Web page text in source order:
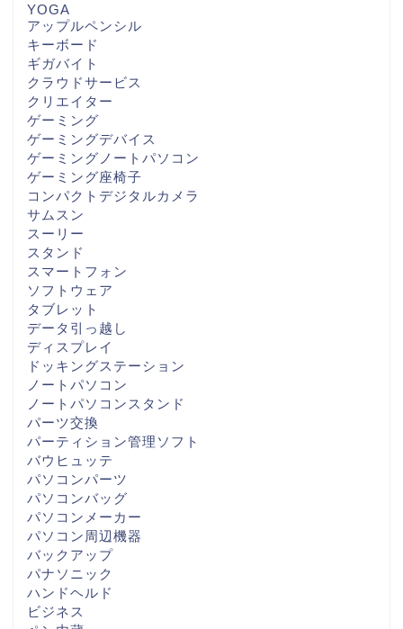
YOGA
アップルペンシル
キーボード
ギガバイト
クラウドサービス
クリエイター
ゲーミング
ゲーミングデバイス
ゲーミングノートパソコン
ゲーミング座椅子
コンパクトデジタルカメラ
サムスン
スーリー
スタンド
スマートフォン
ソフトウェア
タブレット
データ引っ越し
ディスプレイ
ドッキングステーション
ノートパソコン
ノートパソコンスタンド
パーツ交換
パーティション管理ソフト
バウヒュッテ
パソコンパーツ
パソコンバッグ
パソコンメーカー
パソコン周辺機器
バックアップ
パナソニック
ハンドヘルド
ビジネス